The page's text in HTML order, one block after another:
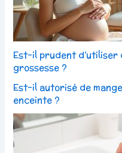
Est-il prudent d’utiliser
grossesse ?
Est-il autorisé de
enceinte ?